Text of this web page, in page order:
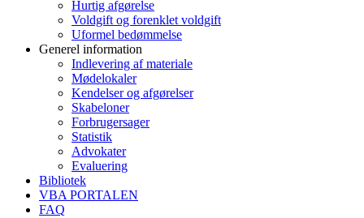
Hurtig afgørelse
Voldgift og forenklet voldgift
Uformel bedømmelse
Generel information
Indlevering af materiale
Mødelokaler
Kendelser og afgørelser
Skabeloner
Forbrugersager
Statistik
Advokater
Evaluering
Bibliotek
VBA PORTALEN
FAQ